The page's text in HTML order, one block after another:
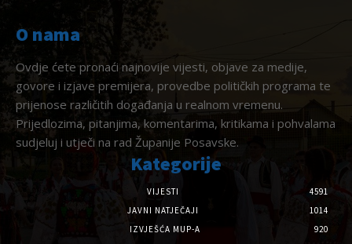
O nama
Ovdje ćete pronaći najnovije vijesti, objave za medije,
govore i izjave premijera, provedbe političkih programa te
prijenose različitih događanja u realnom vremenu.
Prijedlozima, pitanjima, komentarima, kritikama i pohvalama
sudjeluj i utječi na rad Županije Posavske.
Kategorije
VIJESTI
4591
JAVNI NATJEČAJI
1014
IZVJEŠĆA MUP-A
920